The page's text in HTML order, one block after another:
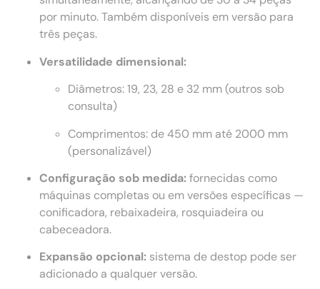
por minuto. Também disponíveis em versão para
três peças.
Versatilidade dimensional:
Diâmetros: 19, 23, 28 e 32 mm (outros sob
consulta)
Comprimentos: de 450 mm até 2000 mm
(personalizável)
Configuração sob medida:fornecidas como
máquinas completas ou em versões específicas —
conificadora, rebaixadeira, rosquiadeira ou
cabeceadora.
Expansão opcional: sistema de destop pode ser
adicionado a qualquer versão.